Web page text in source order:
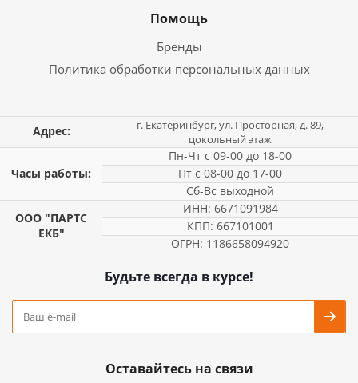
Помощь
Бренды
Политика обработки персональных данных
Адрес:
г. Екатеринбург, ул. Просторная, д. 89,
цокольный этаж
Часы работы:
Пн-Чт с 09-00 до 18-00
Пт с 08-00 до 17-00
Сб-Вс выходной
ООО "ПАРТС
ЕКБ"
ИНН: 6671091984
КПП: 667101001
ОГРН: 1186658094920
Будьте всегда в курсе!
Оставайтесь на связи